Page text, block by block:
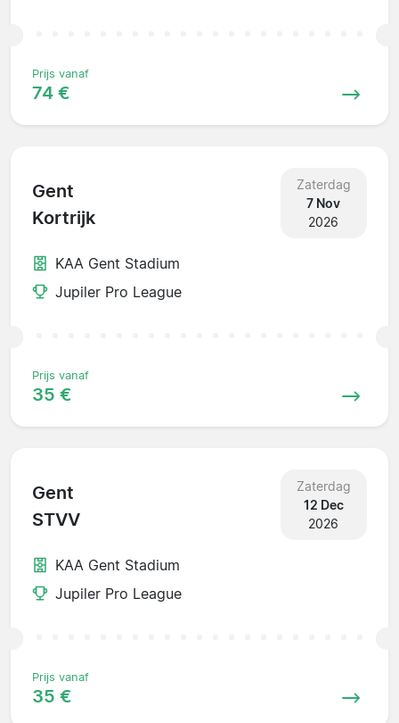
Prijs vanaf
74 €
Gent
Kortrijk
Zaterdag
7 Nov
2026
KAA Gent Stadium
Jupiler Pro League
Prijs vanaf
35 €
Gent
STVV
Zaterdag
12 Dec
2026
KAA Gent Stadium
Jupiler Pro League
Prijs vanaf
35 €